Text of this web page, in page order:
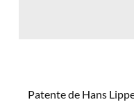
Patente de Hans